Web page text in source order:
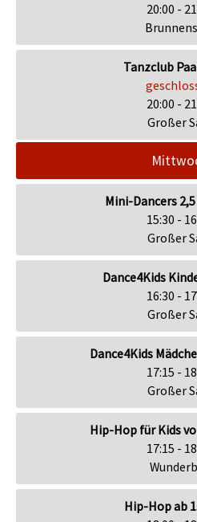
20:00 -
Tanzclub
20:00 -
Großer
Mini-Dancers
15:30 -
Großer
Dance4Kids
16:30 -
Großer
Dance4Kids
17:15 -
Großer
Hip-Hop für Kids
17:15 -
Hip-Hop ab